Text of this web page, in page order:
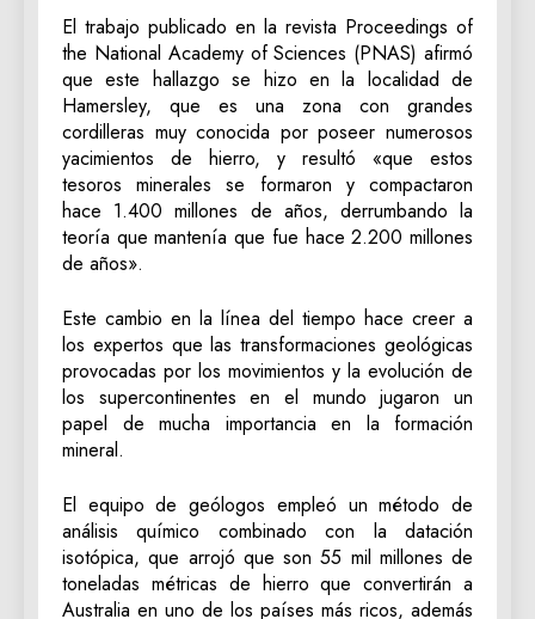
El trabajo publicado en la revista Proceedings of
the National Academy of Sciences (PNAS) afirmó
que este hallazgo se hizo en la localidad de
Hamersley, que es una zona con grandes
cordilleras muy conocida por poseer numerosos
yacimientos de hierro, y resultó «que estos
tesoros minerales se formaron y compactaron
hace 1.400 millones de años, derrumbando la
teoría que mantenía que fue hace 2.200 millones
de años».
Este cambio en la línea del tiempo hace creer a
los expertos que las transformaciones geológicas
provocadas por los movimientos y la evolución de
los supercontinentes en el mundo jugaron un
papel de mucha importancia en la formación
mineral.
El equipo de geólogos empleó un método de
análisis químico combinado con la datación
isotópica, que arrojó que son 55 mil millones de
toneladas métricas de hierro que convertirán a
Australia en uno de los países más ricos, además